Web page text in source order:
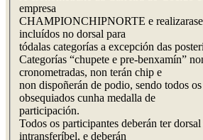
empresa
CHAMPIONCHIPNORTE e realizarase
incluídos no dorsal para
tódalas categorías a excepción das
Categorías “chupete e pre-benxamín”
cronometradas, non terán chip e
non dispoñerán de podio, sendo todos
obsequiados cunha medalla de
participación.
Todos os participantes deberán ter
intransferíbel, e deberán